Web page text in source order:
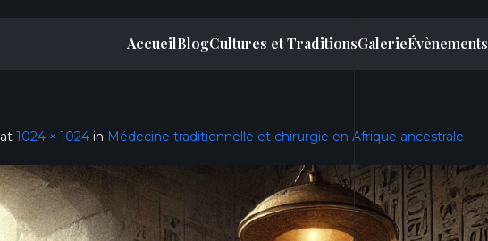
AccueilBlogCultures et TraditionsGalerieÉvènements
at 1024 × 1024 in Médecine traditionnelle et chirurgie en Afrique ancestrale